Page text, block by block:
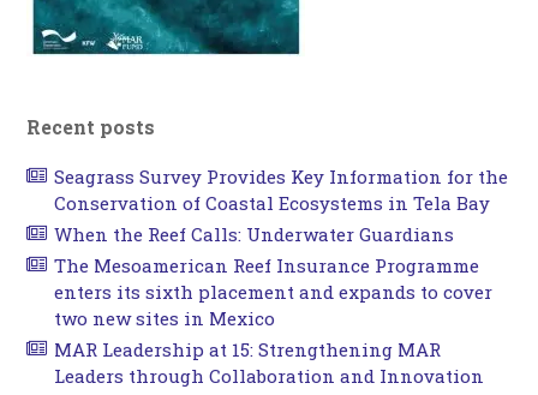
Recent posts
Seagrass Survey Provides Key Information for the
Conservation of Coastal Ecosystems in Tela Bay
When the Reef Calls: Underwater Guardians
The Mesoamerican Reef Insurance Programme
enters its sixth placement and expands to cover
two new sites in Mexico
MAR Leadership at 15: Strengthening MAR
Leaders through Collaboration and Innovation